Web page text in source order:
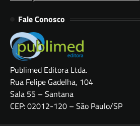
Fale Conosco
Publimed Editora Ltda.
Rua Felipe Gadelha, 104
Sala 55 – Santana
CEP: 02012-120 – São Paulo/SP